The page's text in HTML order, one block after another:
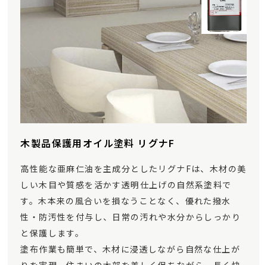
木製品保護用オイル塗料 リグナF
高性能な亜麻仁油を主成分としたリグナFは、木材の美
しい木目や質感を活かす透明仕上げの自然系塗料で
す。木本来の風合いを損なうことなく、優れた撥水
性・防汚性を付与し、日常の汚れや水分からしっかり
と保護します。
塗布作業も簡単で、木材に浸透しながら自然な仕上が